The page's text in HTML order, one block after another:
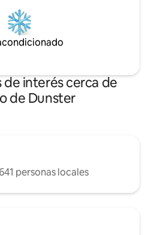
de interés cerca de
de Dunster
personas locales